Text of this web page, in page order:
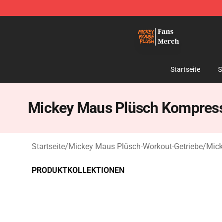
Startseite
Mickey Maus Plüsch
Startseite/Mickey Maus Plüsch-Workout-Getriebe/
PRODUKTKOLLEKTIONEN